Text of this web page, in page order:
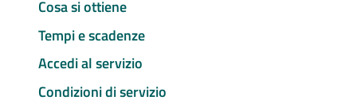
Cosa si ottiene
Tempi e scadenze
Accedi al servizio
Condizioni di servizio